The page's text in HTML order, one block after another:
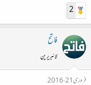
2
فاتح
لائبریرین
فروری 21، 2016